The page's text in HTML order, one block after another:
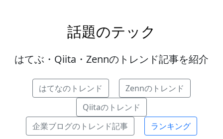
話題のテック
はてぶ・Qiita・Zennのトレンド記事を紹介
はてなのトレンド
Zennのトレンド
Qiitaのトレンド
企業ブログのトレンド記事
ランキング